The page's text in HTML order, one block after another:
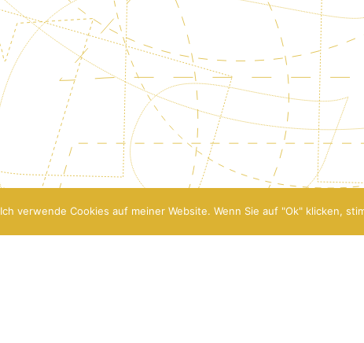
Ich verwende Cookies auf meiner Website. Wenn Sie auf "Ok" klicken,